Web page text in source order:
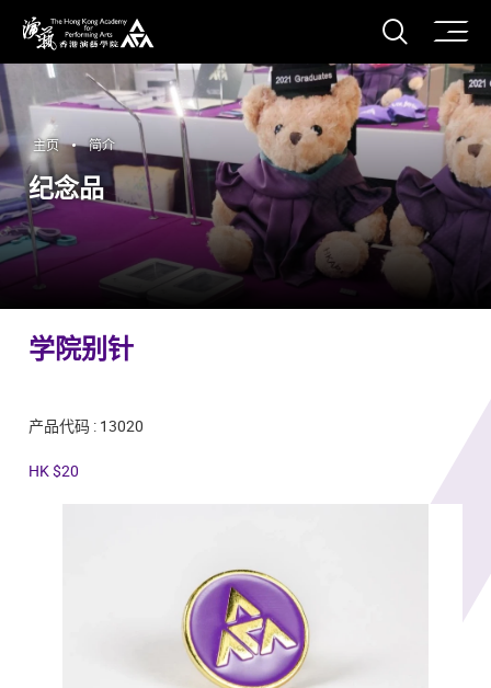
香港演艺学院
打开
主页 简介
纪念品
学院别针
产品代码 : 13020
HK $20